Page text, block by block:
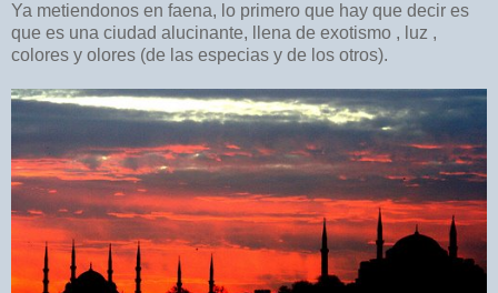
Ya metiendonos en faena, lo primero que hay que decir es
que es una ciudad alucinante, llena de exotismo , luz ,
colores y olores (de las especias y de los otros).